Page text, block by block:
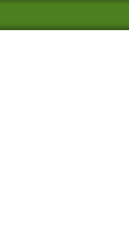
ール配信を登録す